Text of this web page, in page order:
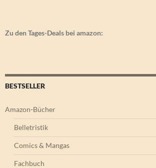
Zu den Tages-Deals bei amazon:
BESTSELLER
Amazon-Bücher
Belletristik
Comics & Mangas
Fachbuch